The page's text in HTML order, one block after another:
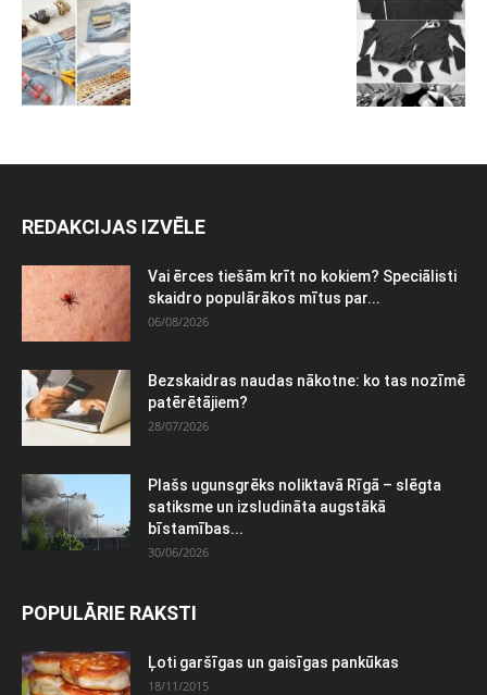
REDAKCIJAS IZVĒLE
Vai ērces tiešām krīt no kokiem? Speciālisti
skaidro populārākos mītus par...
06/08/2026
Bezskaidras naudas nākotne: ko tas nozīmē
patērētājiem?
28/07/2026
Plašs ugunsgrēks noliktavā Rīgā – slēgta
satiksme un izsludināta augstākā
bīstamības...
30/06/2026
POPULĀRIE RAKSTI
Ļoti garšīgas un gaisīgas pankūkas
18/11/2015